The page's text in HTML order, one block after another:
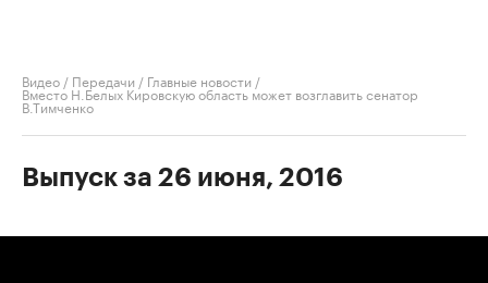
Видео / Передачи / Главные новости /
Вместо Н.Белых Кировскую область может возглавить сенатор
В.Тимченко
Выпуск за 26 июня, 2016